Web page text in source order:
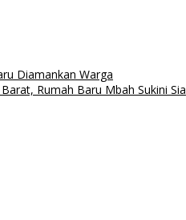
Diamankan Warga
Rumah Baru Mbah Sukini